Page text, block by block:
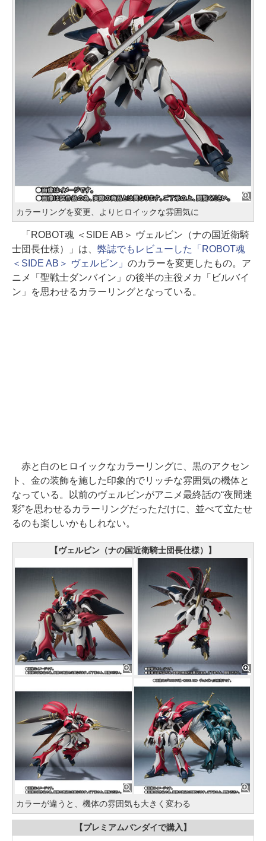
カラーリングを変更、よりヒロイックな雰囲気に
「ROBOT魂 ＜SIDE AB＞ ヴェルビン（ナの国近衛騎
士団長仕様）」は、 弊誌でもレビューした「ROBOT魂
＜SIDE AB＞ ヴェルビン」 のカラーを変更したもの。ア
ニメ「聖戦士ダンバイン」の後半の主役メカ「ビルバイ
ン」を思わせるカラーリングとなっている。
赤と白のヒロイックなカラーリングに、黒のアクセン
ト、金の装飾を施した印象的でリッチな雰囲気の機体と
なっている。以前のヴェルビンがアニメ最終話の“夜間迷
彩”を思わせるカラーリングだっただけに、並べて立たせ
るのも楽しいかもしれない。
【ヴェルビン（ナの国近衛騎士団長仕様）】
カラーが違うと、機体の雰囲気も大きく変わる
【プレミアムバンダイで購入】